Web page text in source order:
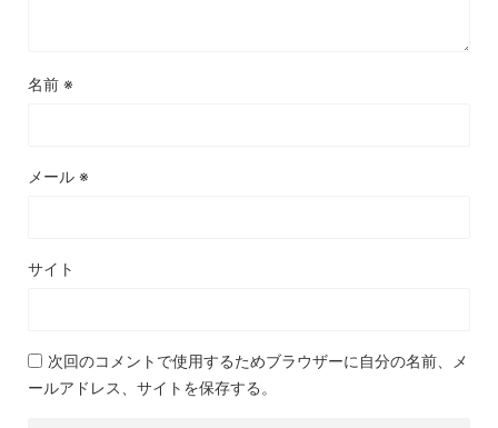
名前 ※
メール ※
サイト
次回のコメントで使用するためブラウザーに自分の名前、メ
ールアドレス、サイトを保存する。